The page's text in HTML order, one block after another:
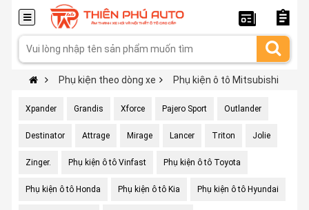
Phụ kiện theo dòng xe Phụ kiện ô tô Mitsubishi
Xpander Grandis Xforce Pajero Sport Outlander
Destinator Attrage Mirage Lancer Triton Jolie
Zinger. Phụ kiện ô tô Vinfast Phụ kiện ô tô Toyota
Phụ kiện ô tô Honda Phụ kiện ô tô Kia Phụ kiện ô tô Hyundai